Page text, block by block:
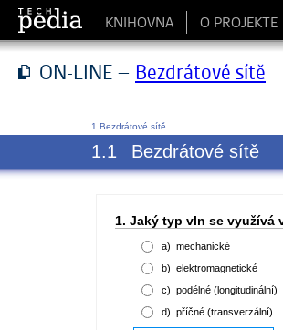
KNIHOVNA O PROJEKTE
ON-LINE – Bezdrátové sítě